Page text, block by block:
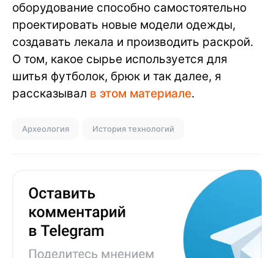
оборудование способно самостоятельно
проектировать новые модели одежды,
создавать лекала и производить раскрой.
О том, какое сырье используется для
шитья футболок, брюк и так далее, я
рассказывал в этом материале.
Археология История технологий